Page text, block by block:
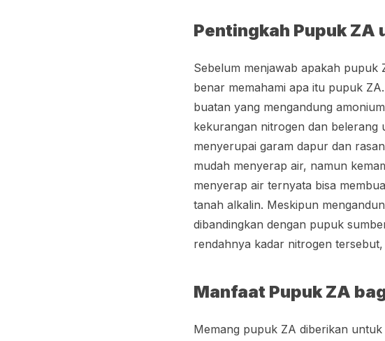
Pentingkah Pupuk ZA
Sebelum menjawab apakah
benar memahami apa itu pupuk
buatan yang mengandung
kekurangan nitrogen dan
menyerupai garam dapur dan
mudah menyerap air, namun
menyerap air ternyata bisa
tanah alkalin. Meskipun
dibandingkan dengan pupuk
rendahnya kadar nitrogen
Manfaat Pupuk ZA
Memang pupuk ZA diberikan